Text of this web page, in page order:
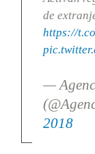
de
https://
—
2018